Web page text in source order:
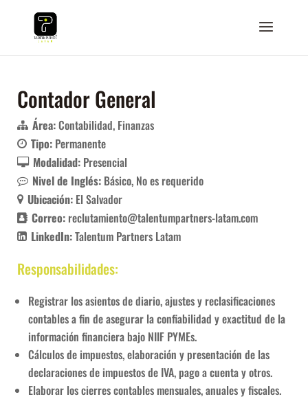
Contador General
Área:Contabilidad Finanzas
Tipo: Permanente
Modalidad: Presencial
Nivel de Inglés: Básico No es requerido
Ubicación: El Salvador
Correo: reclutamiento@talentumpartners-latam.com
LinkedIn:Talentum Partners Latam
Responsabilidades:
Registrar los asientos de diario, ajustes y reclasificaciones
contables a fin de asegurar la confiabilidad y exactitud de la
información financiera bajo NIIF PYMEs.
Cálculos de impuestos, elaboración y presentación de las
declaraciones de impuestos de IVA, pago a cuenta y otros.
Elaborar los cierres contables mensuales, anuales y fiscales.